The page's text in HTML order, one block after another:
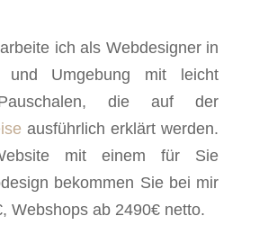
ich als Webdesigner in
und Umgebung mit leicht
die auf der
ausführlich erklärt werden.
mit einem für Sie
bekommen Sie bei mir
Webshops ab 2490€ netto.